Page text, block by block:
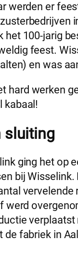
werden er
het 100-jarig
feest.
en was
hard werken
kabaal!
sluiting
ging het op
bij
werd
de fabriek in